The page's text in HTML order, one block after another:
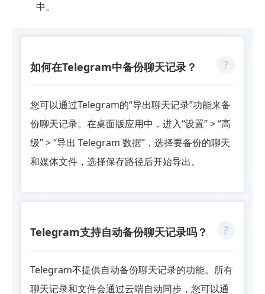
中。
如何在Telegram中备份聊天记录？
您可以通过Telegram的“导出聊天记录”功能来备
份聊天记录。在桌面版应用中，进入“设置” > “高
级” > “导出 Telegram 数据”，选择要备份的聊天
和媒体文件，选择保存路径后开始导出。
Telegram支持自动备份聊天记录吗？
Telegram不提供自动备份聊天记录的功能。所有
聊天记录和文件会通过云端自动同步，您可以通